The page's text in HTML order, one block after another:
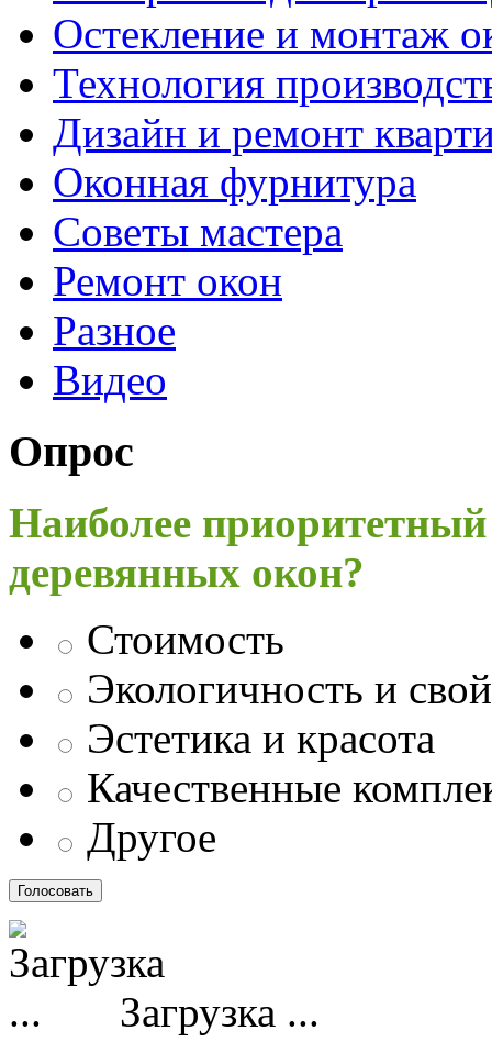
Остекление и монтаж
Технология
Дизайн и ремонт
Оконная фурнитура
Советы мастера
Ремонт окон
Разное
Видео
Опрос
Наиболее
деревянных окон?
Стоимость
Экологичность и
Эстетика и красота
Качественные
Другое
Загрузка ...